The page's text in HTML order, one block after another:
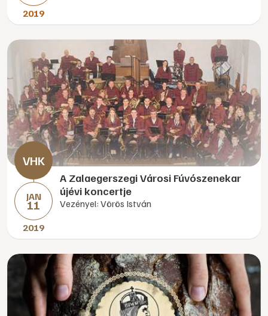
2019
JAN
11
2019
A Zalaegerszegi Városi Fúvószenekar
újévi koncertje
Vezényel: Vörös István